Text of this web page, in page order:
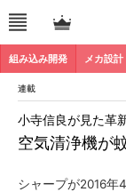
組み込み開発 メカ設計
連載
空気清浄機が
小寺信良が見た革
シャープが2016年